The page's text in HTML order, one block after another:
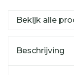
Bekijk alle
Beschrijving